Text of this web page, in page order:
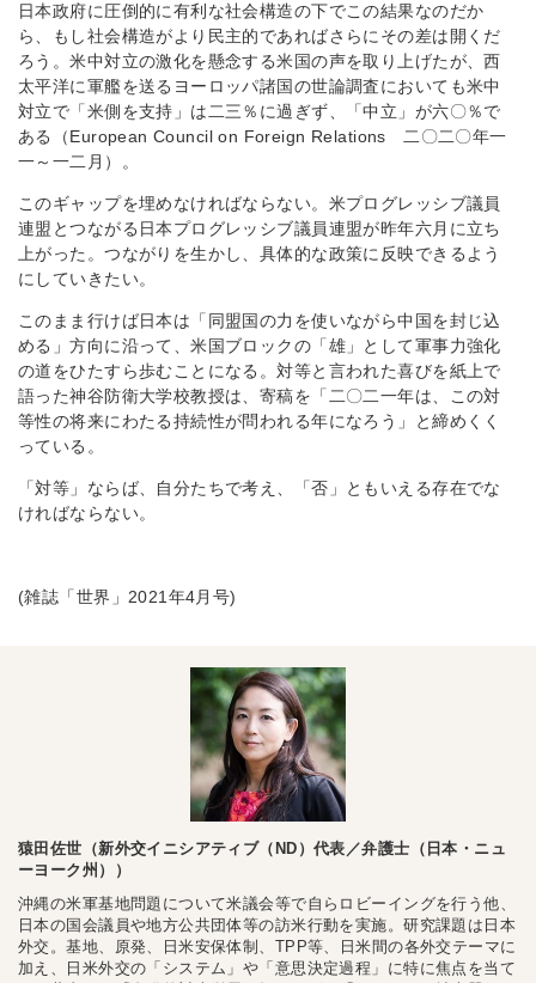
日本政府に圧倒的に有利な社会構造の下でこの結果なのだか
ら、もし社会構造がより民主的であればさらにその差は開くだ
ろう。米中対立の激化を懸念する米国の声を取り上げたが、西
太平洋に軍艦を送るヨーロッパ諸国の世論調査においても米中
対立で「米側を支持」は二三％に過ぎず、「中立」が六〇％で
ある（European Council on Foreign Relations 二〇二〇年一
一～一二月）。
このギャップを埋めなければならない。米プログレッシブ議員
連盟とつながる日本プログレッシブ議員連盟が昨年六月に立ち
上がった。つながりを生かし、具体的な政策に反映できるよう
にしていきたい。
このまま行けば日本は「同盟国の力を使いながら中国を封じ込
める」方向に沿って、米国ブロックの「雄」として軍事力強化
の道をひたすら歩むことになる。対等と言われた喜びを紙上で
語った神谷防衛大学校教授は、寄稿を「二〇二一年は、この対
等性の将来にわたる持続性が問われる年になろう」と締めくく
っている。
「対等」ならば、自分たちで考え、「否」ともいえる存在でな
ければならない。
(雑誌「世界」2021年4月号)
猿田佐世（新外交イニシアティブ（ND）代表／弁護士（日本・ニュ
ーヨーク州））
沖縄の米軍基地問題について米議会等で自らロビーイングを行う他、
日本の国会議員や地方公共団体等の訪米行動を実施。研究課題は日本
外交。基地、原発、日米安保体制、TPP等、日米間の各外交テーマに
加え、日米外交の「システム」や「意思決定過程」に特に焦点を当て